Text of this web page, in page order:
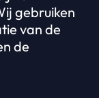
gebruiken
van de
de